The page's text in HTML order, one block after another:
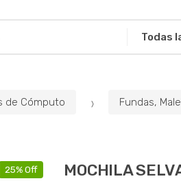
de Cómputo Fundas,
25% Off MOCHILA